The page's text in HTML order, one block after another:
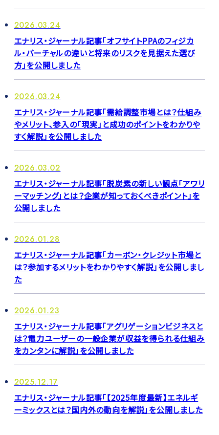
2026.03.24
エナリス・ジャーナル記事「オフサイトPPAのフィジカ
ル・バーチャルの違いと将来のリスクを見据えた選び
方」を公開しました
2026.03.24
エナリス・ジャーナル記事「需給調整市場とは？仕組み
やメリット、参入の「現実」と成功のポイントをわかりや
すく解説」を公開しました
2026.03.02
エナリス・ジャーナル記事「脱炭素の新しい観点「アワリ
ーマッチング」とは？企業が知っておくべきポイント」を
公開しました
2026.01.28
エナリス・ジャーナル記事「カーボン・クレジット市場と
は？参加するメリットをわかりやすく解説」を公開しまし
た
2026.01.23
エナリス・ジャーナル記事「アグリゲーションビジネスと
は？電力ユーザーの一般企業が収益を得られる仕組み
をカンタンに解説」を公開しました
2025.12.17
エナリス・ジャーナル記事「【2025年度最新】エネルギ
ーミックスとは？国内外の動向を解説」を公開しました